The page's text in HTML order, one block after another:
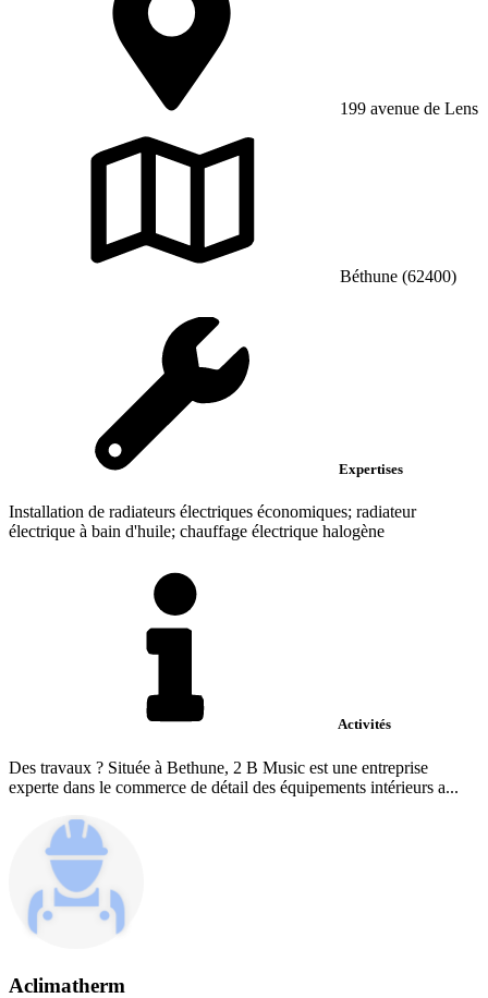
199 avenue de Lens
Béthune (62400)
Expertises
Installation de radiateurs électriques économiques; radiateur
électrique à bain d'huile; chauffage électrique halogène
Activités
Des travaux ? Située à Bethune, 2 B Music est une entreprise
experte dans le commerce de détail des équipements intérieurs a...
Aclimatherm